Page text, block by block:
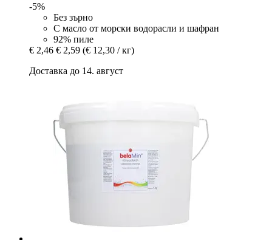
-5%
Без зърно
С масло от морски водорасли и шафран
92% пиле
€ 2,46 € 2,59 (€ 12,30 / кг)
Доставка до 14. август